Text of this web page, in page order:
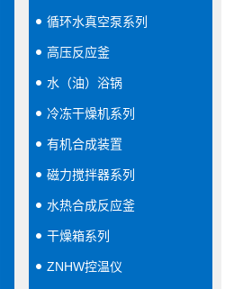
循环水真空泵系列
高压反应釜
水（油）浴锅
冷冻干燥机系列
有机合成装置
磁力搅拌器系列
水热合成反应釜
干燥箱系列
ZNHW控温仪